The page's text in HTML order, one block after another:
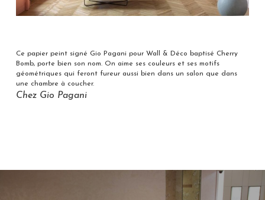
Ce papier peint signé Gio Pagani pour Wall & Déco baptisé Cherry
Bomb, porte bien son nom. On aime ses couleurs et ses motifs
géométriques qui feront fureur aussi bien dans un salon que dans
une chambre à coucher.
Chez Gio Pagani